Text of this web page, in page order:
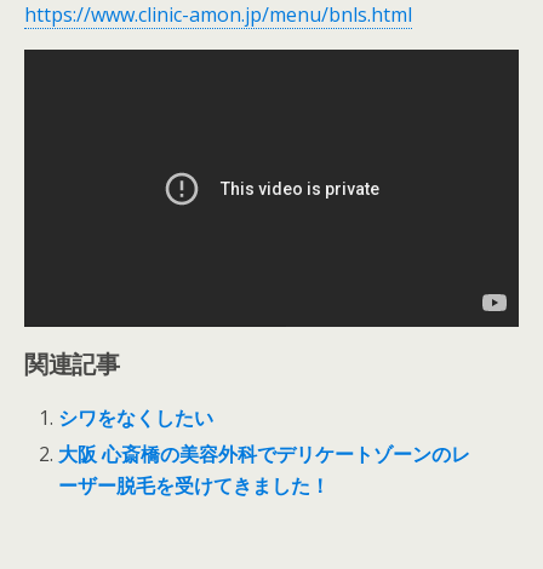
https://www.clinic-amon.jp/menu/bnls.html
関連記事
シワをなくしたい
大阪 心斎橋の美容外科でデリケートゾーンのレ
ーザー脱毛を受けてきました！